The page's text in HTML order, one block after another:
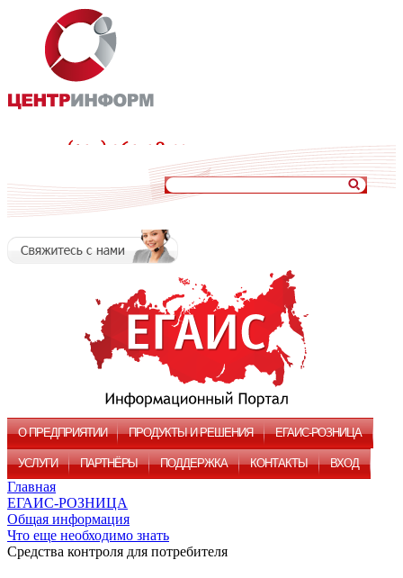
О ПРЕДПРИЯТИИ ПРОДУКТЫ И РЕШЕНИЯ ЕГАИС-РОЗНИЦА
УСЛУГИ ПАРТНЁРЫ ПОДДЕРЖКА КОНТАКТЫ ВХОД
Главная
ЕГАИС-РОЗНИЦА
Общая информация
Что еще необходимо знать
Средства контроля для потребителя